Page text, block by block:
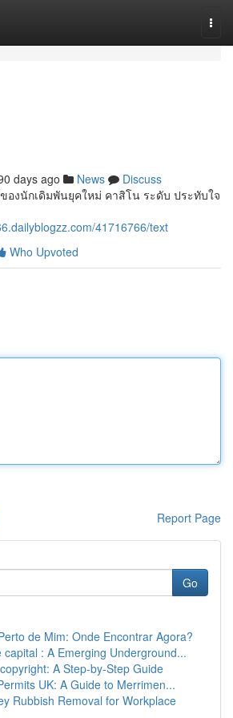
days ago News
Discuss
งนักเดิมพันยุคใหม่ คาสิโน ระดับ ประทับใจ
41716766/text
Who Upvoted
Report Page
Go
de Mim: Onde Encontrar Agora?
capital : A Emerging Underground...
A Step-by-Step Guide
UK: A Guide to Merrimen...
Rubbish Removal for Workplace